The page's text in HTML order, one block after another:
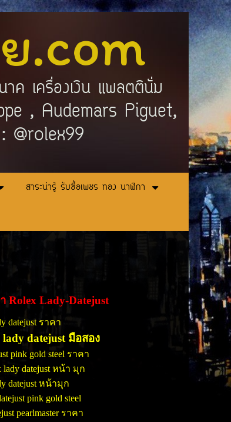
.com
ค เครื่องเงิน แพลตตินั่ม
, Audemars Piguet,
@rolex99
สาระน่ารู้ รับซื้อเพชร ทอง นาฬิกา
Rolex Lady-Datejust
datejust ราคา
datejust มือสอง
pink gold steel ราคา
datejust หน้า มุก
datejust หน้ามุก
pink gold steel
pearlmaster ราคา